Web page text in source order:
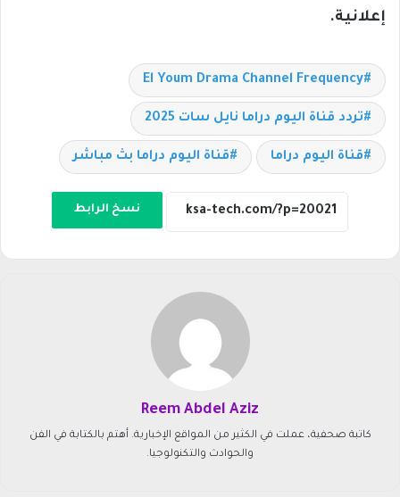
إعلانية.
El Youm Drama Channel Frequency
تردد قناة اليوم دراما نايل سات 2025
قناة اليوم دراما قناة اليوم دراما بث مباشر
نسخ الرابط
Reem Abdel Aziz
كاتبة صحفية، عملت في الكثير من المواقع الإخبارية. أهتم بالكتابة في الفن
والحوادث والتكنولوجيا.